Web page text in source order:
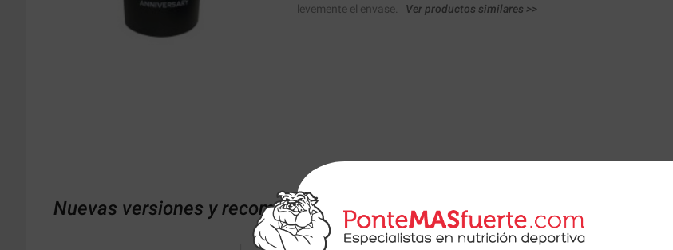
levemente el envase.
Ver productos similares >>
Nuevas versiones y recomendaciones de nuestros nutricionistas.